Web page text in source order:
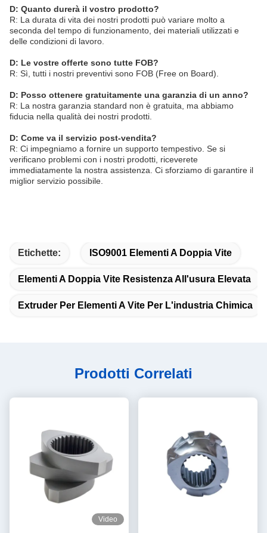
D: Quanto durerà il vostro prodotto?
R: La durata di vita dei nostri prodotti può variare molto a
seconda del tempo di funzionamento, dei materiali utilizzati e
delle condizioni di lavoro.
D: Le vostre offerte sono tutte FOB?
R: Sì, tutti i nostri preventivi sono FOB (Free on Board).
D: Posso ottenere gratuitamente una garanzia di un anno?
R: La nostra garanzia standard non è gratuita, ma abbiamo
fiducia nella qualità dei nostri prodotti.
D: Come va il servizio post-vendita?
R: Ci impegniamo a fornire un supporto tempestivo. Se si
verificano problemi con i nostri prodotti, riceverete
immediatamente la nostra assistenza. Ci sforziamo di garantire il
miglior servizio possibile.
Etichette: ISO9001 Elementi A Doppia Vite
Elementi A Doppia Vite Resistenza All'usura Elevata
Extruder Per Elementi A Vite Per L'industria Chimica
Prodotti Correlati
Video